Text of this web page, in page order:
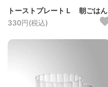
トーストプレートＬ 朝ごはん
330円(税込)